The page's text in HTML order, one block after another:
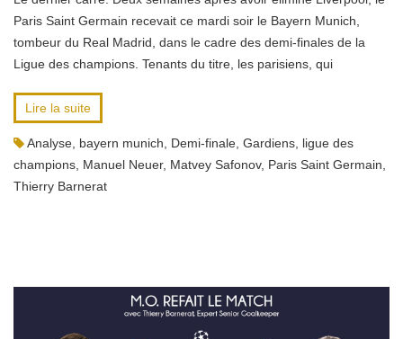
Paris Saint Germain recevait ce mardi soir le Bayern Munich,
tombeur du Real Madrid, dans le cadre des demi-finales de la
Ligue des champions. Tenants du titre, les parisiens, qui
Lire la suite
Analyse bayern munich Demi-finale Gardiens ligue des
champions Manuel Neuer, Matvey Safonov, Paris Saint Germain
Thierry Barnerat